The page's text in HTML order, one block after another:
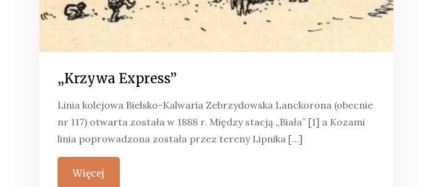
„Krzywa Express”
Linia kolejowa Bielsko-Kalwaria Zebrzydowska Lanckorona (obecnie
nr 117) otwarta została w 1888 r. Między stacją „Biała” [1] a Kozami
linia poprowadzona została przez tereny Lipnika […]
Więcej